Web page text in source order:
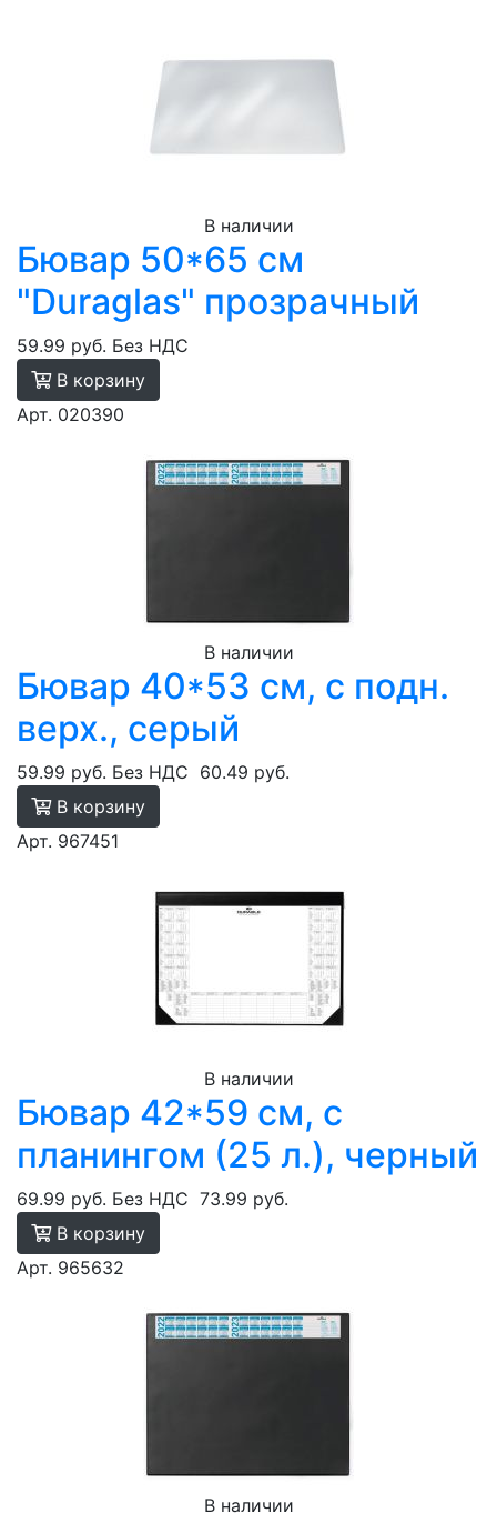
В наличии
Бювар 50*65 см
"Duraglas" прозрачный
59.99 руб. Без НДС
В корзину
Арт. 020390
В наличии
Бювар 40*53 см, с подн.
верх., серый
59.99 руб. Без НДС 60.49 руб.
В корзину
Арт. 967451
В наличии
Бювар 42*59 см, с
планингом (25 л.), черный
69.99 руб. Без НДС 73.99 руб.
В корзину
Арт. 965632
В наличии